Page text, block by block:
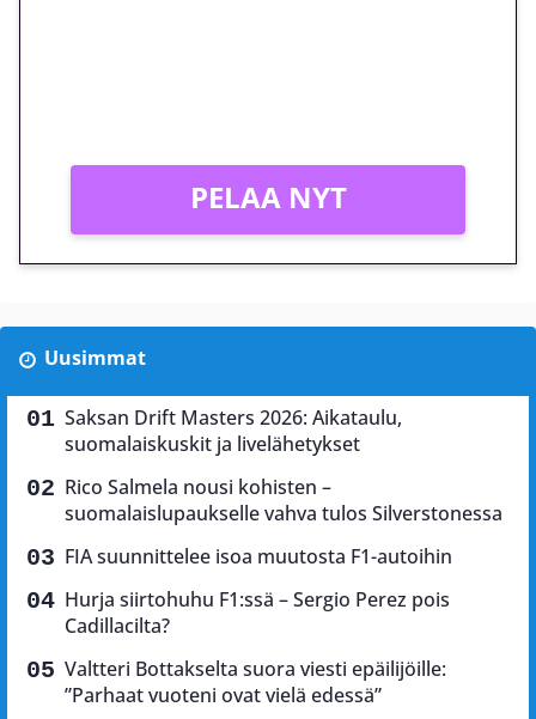
PELAA NYT
Uusimmat
Saksan Drift Masters 2026: Aikataulu,
suomalaiskuskit ja livelähetykset
Rico Salmela nousi kohisten –
suomalaislupaukselle vahva tulos Silverstonessa
FIA suunnittelee isoa muutosta F1-autoihin
Hurja siirtohuhu F1:ssä – Sergio Perez pois
Cadillacilta?
Valtteri Bottakselta suora viesti epäilijöille:
”Parhaat vuoteni ovat vielä edessä”